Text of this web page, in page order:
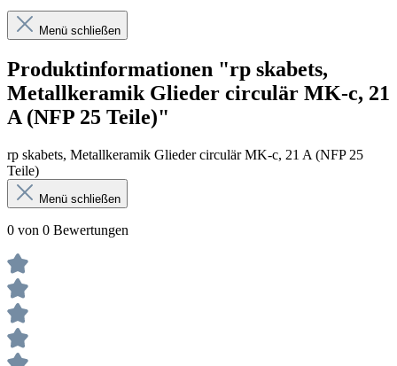
Menü schließen
Produktinformationen "rp skabets,
Metallkeramik Glieder circulär MK-c, 21
A (NFP 25 Teile)"
rp skabets, Metallkeramik Glieder circulär MK-c, 21 A (NFP 25
Teile)
Menü schließen
0 von 0 Bewertungen